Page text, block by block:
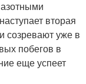
вторая
созревают уже в
побегов в
еще успеет